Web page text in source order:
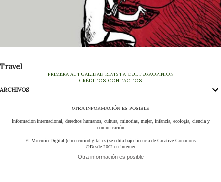
Travel
PRIMERA ACTUALIDAD REVISTA CULTURAOPINIÓN
CRÉDITOS CONTACTOS
ARCHIVOS
OTRA INFORMACIÓN ES POSIBLE
Información internacional, derechos humanos, cultura, minorías, mujer, infancia, ecología, ciencia y
comunicación
El Mercurio Digital (elmercuriodigital.es) se edita bajo licencia de Creative Commons
©Desde 2002 en internet
Otra información es posible